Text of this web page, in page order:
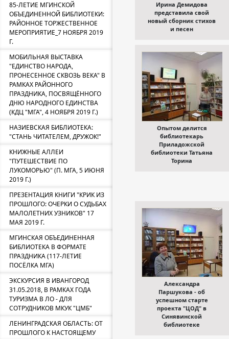
85-ЛЕТИЕ МГИНСКОЙ
ОБЪЕДИНЕННОЙ БИБЛИОТЕКИ:
РАЙОННОЕ ТОРЖЕСТВЕННОЕ
МЕРОПРИЯТИЕ_7 НОЯБРЯ 2019
Г.
МОБИЛЬНАЯ ВЫСТАВКА
"ЕДИНСТВО НАРОДА,
ПРОНЕСЕННОЕ СКВОЗЬ ВЕКА" В
РАМКАХ РАЙОННОГО
ПРАЗДНИКА, ПОСВЯЩЁННОГО
ДНЮ НАРОДНОГО ЕДИНСТВА
(КДЦ "МГА", 4 НОЯБРЯ 2019 Г.)
НАЗИЕВСКАЯ БИБЛИОТЕКА:
"СТАНЬ ЧИТАТЕЛЕМ, ДРУЖОК!"
КНИЖНЫЕ АЛЛЕИ
"ПУТЕШЕСТВИЕ ПО
ЛУКОМОРЬЮ" (П. МГА, 5 ИЮНЯ
2019 Г.)
ПРЕЗЕНТАЦИЯ КНИГИ "КРИК ИЗ
ПРОШЛОГО: ОЧЕРКИ О СУДЬБАХ
МАЛОЛЕТНИХ УЗНИКОВ" 17
МАЯ 2019 Г.
МГИНСКАЯ ОБЪЕДИНЕННАЯ
БИБЛИОТЕКА В ФОРМАТЕ
ПРАЗДНИКА (117-ЛЕТИЕ
ПОСЁЛКА МГА)
ЭКСКУРСИЯ В ИВАНГОРОД
31.05.2018, В РАМКАХ ГОДА
ТУРИЗМА В ЛО - ДЛЯ
СОТРУДНИКОВ МКУК "ЦМБ"
ЛЕНИНГРАДСКАЯ ОБЛАСТЬ: ОТ
ПРОШЛОГО К НАСТОЯЩЕМУ
Ирина Демидова
представила свой
новый сборник стихов
и песен
Опытом делится
библиотекарь
Приладожской
библиотеки Татьяна
Торина
Александра
Паршукова - об
успешном старте
проекта "ЦОД" в
Синявинской
библиотеке